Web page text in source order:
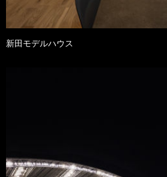
新田モデルハウス